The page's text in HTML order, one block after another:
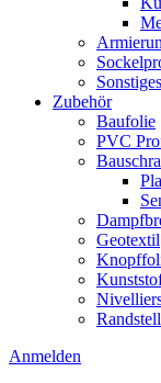
Zubehör
Baufolie
PVC
Geotextil
Anmelden